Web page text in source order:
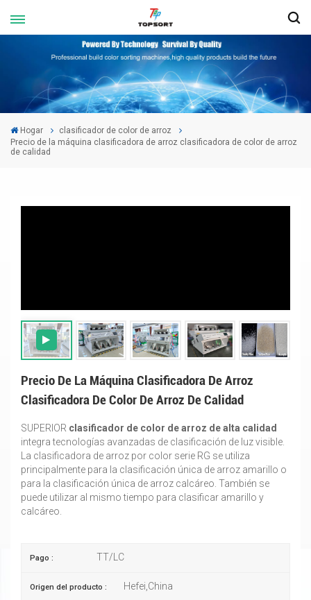
Hogar
clasificador de color de arroz
Precio de la máquina clasificadora de arroz clasificadora de color de arroz
de calidad
Precio De La Máquina Clasificadora De Arroz
Clasificadora De Color De Arroz De Calidad
SUPERIOR clasificador de color de arroz de alta calidad
integra tecnologías avanzadas de clasificación de luz visible.
La clasificadora de arroz por color serie RG se utiliza
principalmente para la clasificación única de arroz amarillo o
para la clasificación única de arroz calcáreo. También se
puede utilizar al mismo tiempo para clasificar amarillo y
calcáreo.
Pago : TT/LC
Origen del producto : Hefei,China